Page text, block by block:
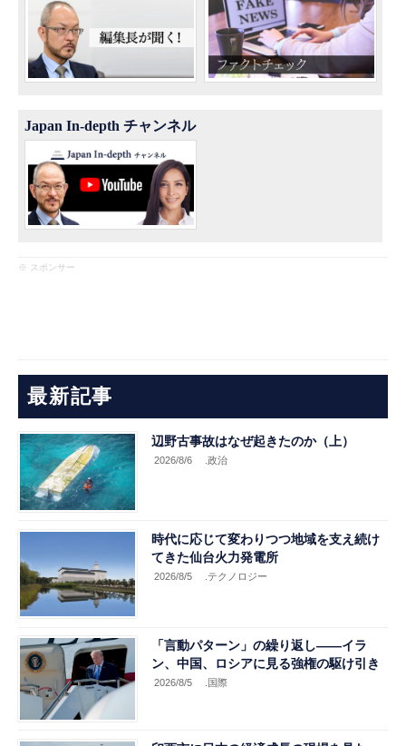
Japan In-depth チャンネル
※ スポンサー
最新記事
辺野古事故はなぜ起きたのか（上）
2026/8/6 .政治
時代に応じて変わりつつ地域を支え続け
てきた仙台火力発電所
2026/8/5 .テクノロジー
「言動パターン」の繰り返し――イラ
ン、中国、ロシアに見る強権の駆け引き
2026/8/5 .国際